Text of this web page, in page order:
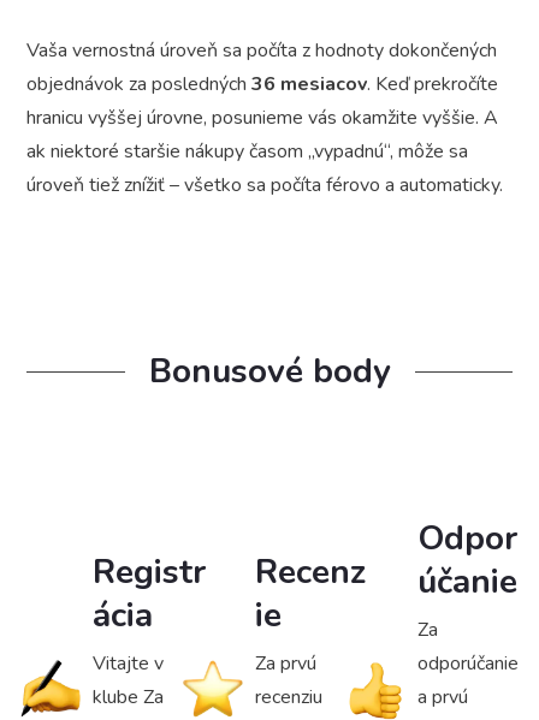
Vaša vernostná úroveň sa počíta z hodnoty dokončených
objednávok za posledných 36 mesiacov. Keď prekročíte
hranicu vyššej úrovne, posunieme vás okamžite vyššie. A
ak niektoré staršie nákupy časom „vypadnú“, môže sa
úroveň tiež znížiť – všetko sa počíta férovo a automaticky.
Bonusové body
Registr
ácia
Vitajte v
klube Za
Recenz
ie
Za prvú
recenziu
Odpor
účanie
Za
odporúčanie
a prvú